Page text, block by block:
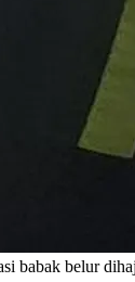
babak belur